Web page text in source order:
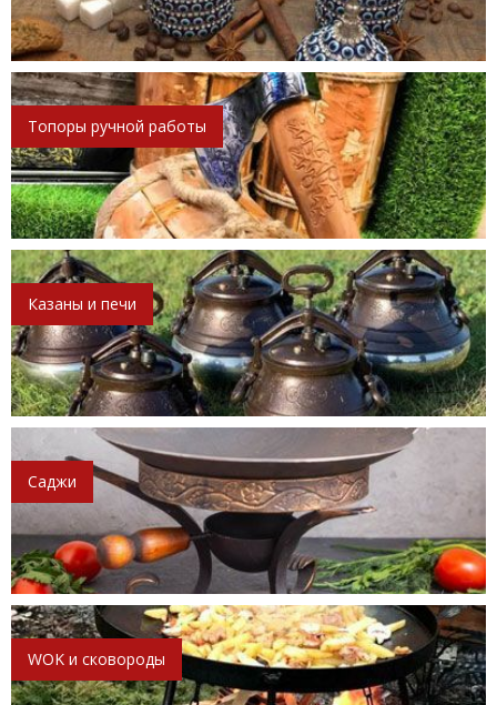
Топоры ручной работы
Казаны и печи
Саджи
WOK и сковороды